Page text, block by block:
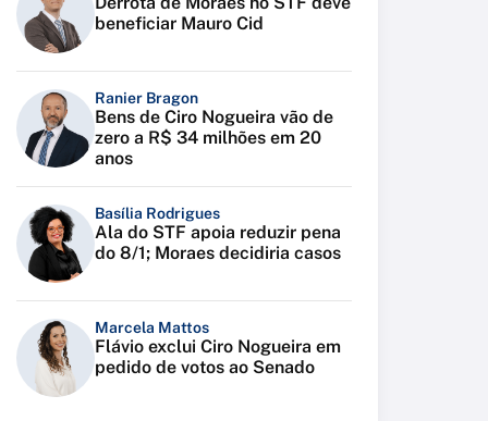
beneficiar Mauro Cid
Ranier Bragon
Bens de Ciro Nogueira vão de
zero a R$ 34 milhões em 20
anos
Basília Rodrigues
Ala do STF apoia reduzir pena
do 8/1; Moraes decidiria casos
Marcela Mattos
Flávio exclui Ciro Nogueira em
pedido de votos ao Senado